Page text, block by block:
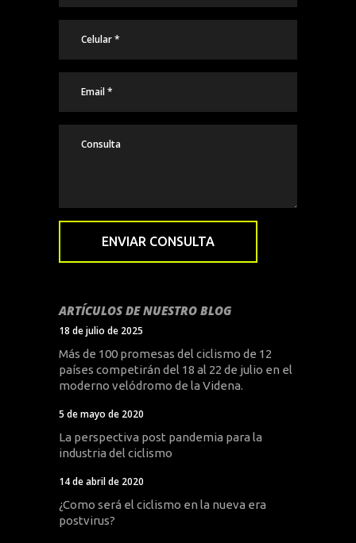
ARTÍCULOS DE NUESTRO BLOG
18 de julio de 2025
Más de 100 promesas del ciclismo de 12
países competirán del 18 al 22 de julio en el
moderno velódromo de la Videna.
5 de mayo de 2020
La perspectiva post pandemia para la
industria del ciclismo
14 de abril de 2020
¿Como será el ciclismo en la nueva era
postvirus?